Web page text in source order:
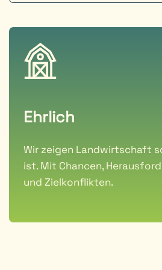
Ehrlich
Wir zeigen Landwirtschaft
ist. Mit Chancen,
und Zielkonflikten.